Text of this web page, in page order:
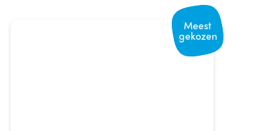
Meest
gekozen